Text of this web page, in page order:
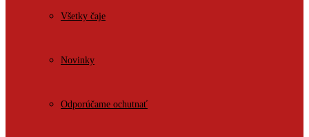
Všetky čaje
Novinky
Odporúčame ochutnať